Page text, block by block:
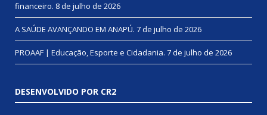
financeiro. 8 de julho de 2026
A SAÚDE AVANÇANDO EM ANAPÚ. 7 de julho de 2026
PROAAF | Educação, Esporte e Cidadania. 7 de julho de 2026
DESENVOLVIDO POR CR2